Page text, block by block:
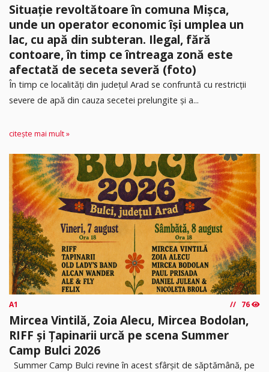
Situație revoltătoare în comuna Mișca,
unde un operator economic își umplea un
lac, cu apă din subteran. Ilegal, fără
contoare, în timp ce întreaga zonă este
afectată de seceta severă (foto)
În timp ce localități din județul Arad se confruntă cu restricții
severe de apă din cauza secetei prelungite și a...
citește mai mult »
A1 76
Mircea Vintilă, Zoia Alecu, Mircea Bodolan,
RIFF și Țapinarii urcă pe scena Summer
Camp Bulci 2026
Summer Camp Bulci revine în acest sfârșit de săptămână, pe